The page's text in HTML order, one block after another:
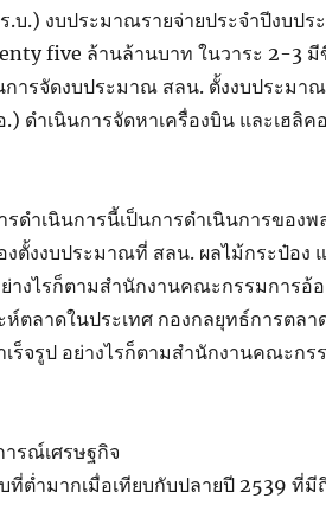
.) งบประมาณรายจ่ายประจำปีงบปร
five ล้านล้านบาท ในวาระ 2-3 มี
การจัดงบประมาณ สลน. ตั้งงบประมา
ดำเนินการจัดหาเครื่องบิน และเฮลิ
รดำเนินการนี้เป็นการดำเนินการของ
งตั้งงบประมาณที่ สลน. ผลไม้กระป๋อง
ย่างไรก็ตามสำนักงานคณะกรรมการอ้
ห์ตลาดในประเทศ กองกลยุทธ์การตล
เร็จรูป อย่างไรก็ตามสำนักงานคณะก
รณ์เศรษฐกิจ
ที่ต่ำมากเมื่อเทียบกับปลายปี 2539 ที่